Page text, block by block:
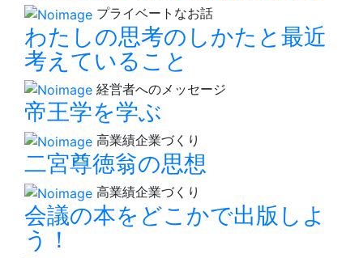
プライベートなお話
わたしの思考のしかたと最近
考えていること
経営者へのメッセージ
帝王学を学ぶ
高業績企業づくり
二宮尊徳翁の思想
高業績企業づくり
会議の本をどこかで出版しよ
う！